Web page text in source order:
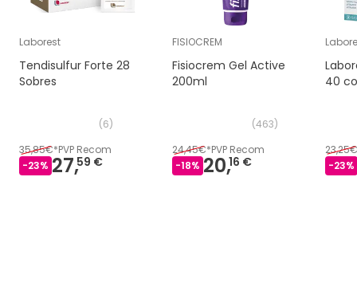
Laborest
Tendisulfur Forte 28
Sobres
(6)
35,85€*PVP Recom
-23% 27,59 €
FISIOCREM
Fisiocrem Gel Active
200ml
(463)
24,45€*PVP Recom
-18% 20,16 €
40
23,25€
-23%